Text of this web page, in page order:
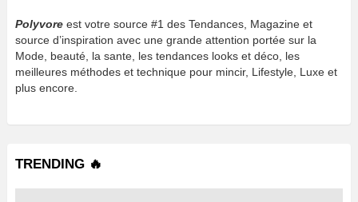
Polyvore est votre source #1 des Tendances, Magazine et
source d’inspiration avec une grande attention portée sur la
Mode, beauté, la sante, les tendances looks et déco, les
meilleures méthodes et technique pour mincir, Lifestyle, Luxe et
plus encore.
TRENDING 🔥